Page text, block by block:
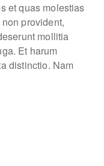
et quas molestias
provident,
mollitia
Et harum
distinctio. Nam